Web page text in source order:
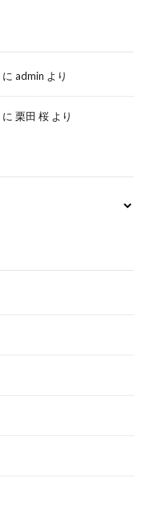
に admin より
に 栗田 桜 より